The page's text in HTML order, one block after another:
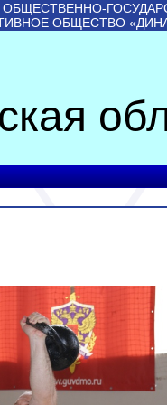
ОБЩЕСТВО